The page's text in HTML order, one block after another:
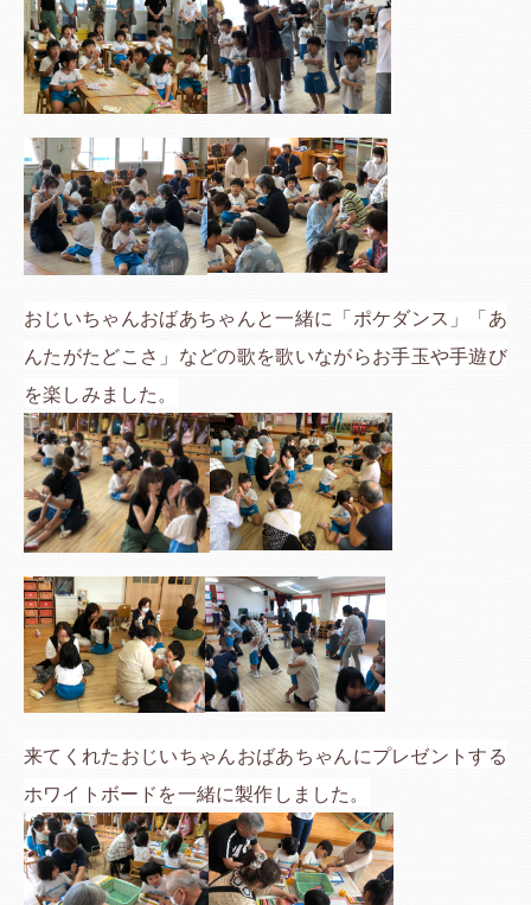
おじいちゃんおばあちゃんと一緒に「ポケダンス」「あ
んたがたどこさ」などの歌を歌いながらお手玉や手遊び
を楽しみました。
来てくれたおじいちゃんおばあちゃんにプレゼントする
ホワイトボードを一緒に製作しました。